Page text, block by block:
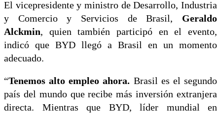
El vicepresidente y ministro de Desarrollo, Industria
y Comercio y Servicios de Brasil, Geraldo
Alckmin, quien también participó en el evento,
indicó que BYD llegó a Brasil en un momento
adecuado.
“Tenemos alto empleo ahora. Brasil es el segundo
país del mundo que recibe más inversión extranjera
directa. Mientras que BYD, líder mundial en